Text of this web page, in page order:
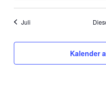
Juli
Kalender